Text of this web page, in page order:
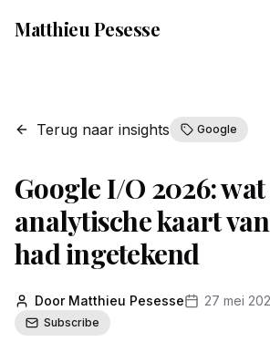
Matthieu Pesesse
Terug naar insights Google
Google I/O 2026: wat
analytische kaart
had ingetekend
Door Matthieu Pesesse 27 mei
Subscribe